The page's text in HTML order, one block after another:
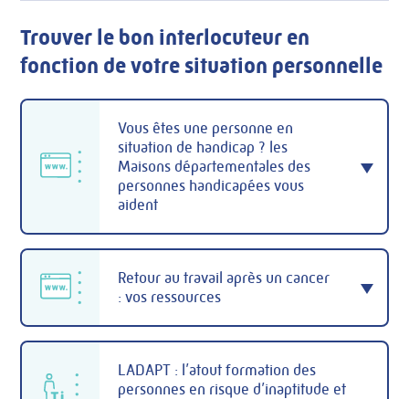
Trouver le bon interlocuteur en
fonction de votre situation personnelle
Vous êtes une personne en
situation de handicap ? les
Maisons départementales des
personnes handicapées vous
aident
Retour au travail après un cancer
: vos ressources
LADAPT : l’atout formation des
personnes en risque d’inaptitude et